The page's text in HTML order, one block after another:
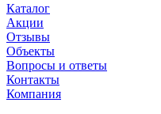
Каталог
Акции
Отзывы
Объекты
Вопросы и ответы
Контакты
Компания